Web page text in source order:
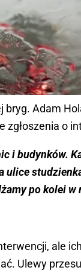
Adam
zgłoszenia o
i budynków.
po kolei
ale
Ulewy